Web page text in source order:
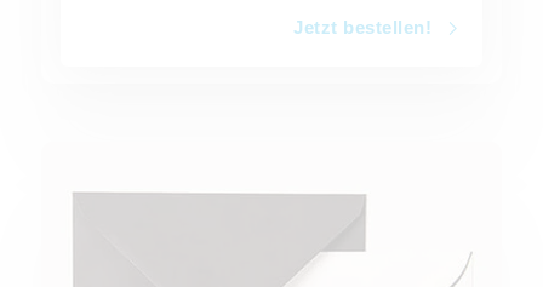
Jetzt bestellen!